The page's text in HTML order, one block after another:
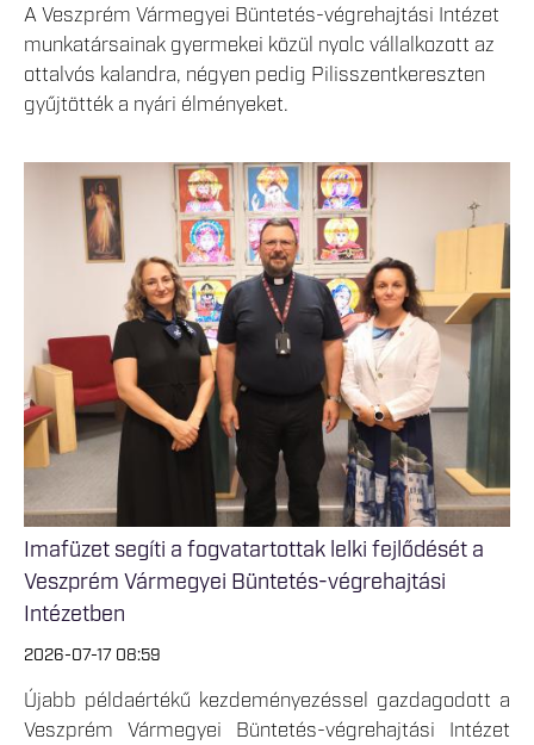
A Veszprém Vármegyei Büntetés-végrehajtási Intézet
munkatársainak gyermekei közül nyolc vállalkozott az
ottalvós kalandra, négyen pedig Pilisszentkereszten
gyűjtötték a nyári élményeket.
Imafüzet segíti a fogvatartottak lelki fejlődését a
Veszprém Vármegyei Büntetés-végrehajtási
Intézetben
2026-07-17 08:59
Újabb példaértékű kezdeményezéssel gazdagodott a
Veszprém Vármegyei Büntetés-végrehajtási Intézet